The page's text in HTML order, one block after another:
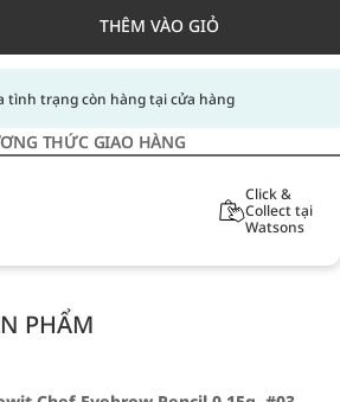
THÊM VÀO GIỎ
tình trạng còn hàng tại cửa hàng
THỨC GIAO HÀNG
Click &
Collect tại
Watsons
PHẨM